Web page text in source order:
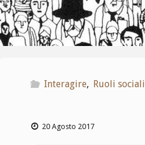
Interagire, Ruoli sociali
20 Agosto 2017